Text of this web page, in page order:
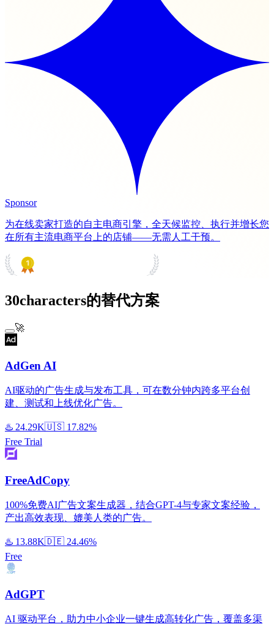
Sponsor
为在线卖家打造的自主电商引擎，全天候监控、执行并增长您
在所有主流电商平台上的店铺——无需人工干预。
30characters的替代方案
🚀
AdGen AI
AI驱动的广告生成与发布工具，可在数分钟内跨多平台创
建、测试和上线优化广告。
♨️ 24.29K🇺🇸 17.82%
Free Trial
FreeAdCopy
100%免费AI广告文案生成器，结合GPT-4与专家文案经验，
产出高效表现、媲美人类的广告。
♨️ 13.88K🇩🇪 24.46%
Free
AdGPT
AI 驱动平台，助力中小企业一键生成高转化广告，覆盖多渠